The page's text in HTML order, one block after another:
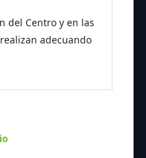
del Centro y en las
adecuando